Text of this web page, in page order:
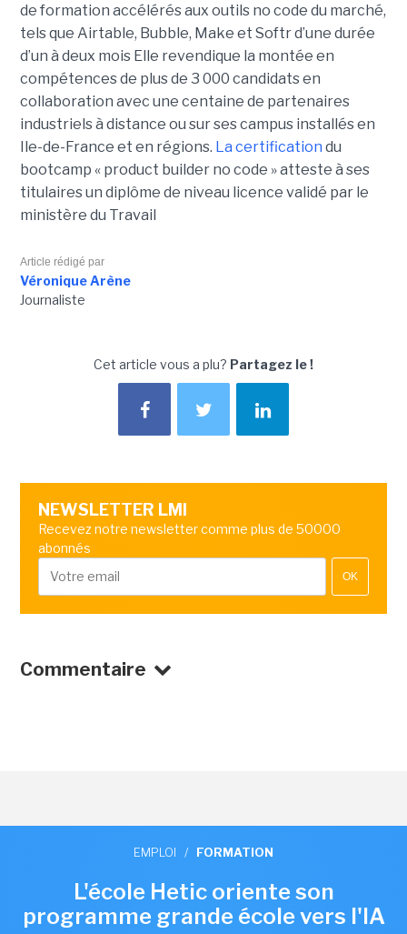
de formation accélérés aux outils no code du marché,
tels que Airtable, Bubble, Make et Softr d’une durée
d’un à deux mois Elle revendique la montée en
compétences de plus de 3 000 candidats en
collaboration avec une centaine de partenaires
industriels à distance ou sur ses campus installés en
Ile-de-France et en régions. La certification du
bootcamp « product builder no code » atteste à ses
titulaires un diplôme de niveau licence validé par le
ministère du Travail
Article rédigé par
Véronique Arène
Journaliste
Cet article vous a plu? Partagez le !
NEWSLETTER LMI
Recevez notre newsletter comme plus de 50000
abonnés
OK
Commentaire
EMPLOI / FORMATION
L'école Hetic oriente son
programme grande école vers l'IA